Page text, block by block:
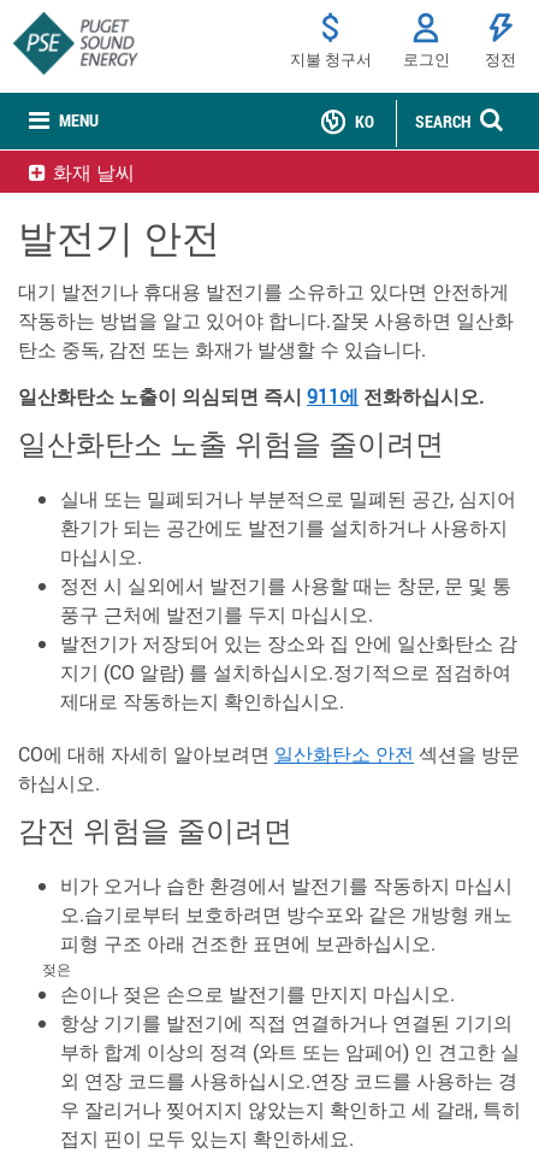
MENU
지불 청구서 로그인 정전
SEARCH
KO
화재 날씨
발전기 안전
대기 발전기나 휴대용 발전기를 소유하고 있다면 안전하게
작동하는 방법을 알고 있어야 합니다.잘못 사용하면 일산화
탄소 중독, 감전 또는 화재가 발생할 수 있습니다.
일산화탄소 노출이 의심되면 즉시 911에 전화하십시오.
일산화탄소 노출 위험을 줄이려면
실내 또는 밀폐되거나 부분적으로 밀폐된 공간, 심지어
환기가 되는 공간에도 발전기를 설치하거나 사용하지
마십시오.
정전 시 실외에서 발전기를 사용할 때는 창문, 문 및 통
풍구 근처에 발전기를 두지 마십시오.
발전기가 저장되어 있는 장소와 집 안에 일산화탄소 감
지기 (CO 알람) 를 설치하십시오.정기적으로 점검하여
제대로 작동하는지 확인하십시오.
CO에 대해 자세히 알아보려면 일산화탄소 안전 섹션을 방문
하십시오.
감전 위험을 줄이려면
비가 오거나 습한 환경에서 발전기를 작동하지 마십시
오.습기로부터 보호하려면 방수포와 같은 개방형 캐노
피형 구조 아래 건조한 표면에 보관하십시오.
젖은
손이나 젖은 손으로 발전기를 만지지 마십시오.
항상 기기를 발전기에 직접 연결하거나 연결된 기기의
부하 합계 이상의 정격 (와트 또는 암페어) 인 견고한 실
외 연장 코드를 사용하십시오.연장 코드를 사용하는 경
우 잘리거나 찢어지지 않았는지 확인하고 세 갈래, 특히
접지 핀이 모두 있는지 확인하세요.